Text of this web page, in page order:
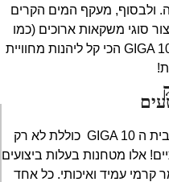
ולבסוף, מעקף המים הקרים
סוגי משקאות ארוכים (כמו
אספרסו ארוך). עם ה GIGA 10 הכי קל ליהנות מחוויית
להכנה במקצועיות מירבית ה GIGA 10 כוללת לא רק
אלו מטחנות בעלות ביצועים
קרמי עמיד ואיכותי. כל אחד